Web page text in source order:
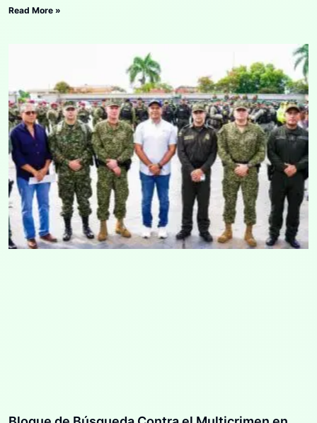
Read More »